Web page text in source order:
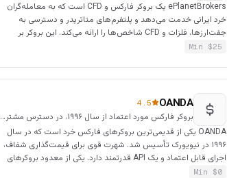
ePlanetBrokers یک بروکر فارکس و CFD است که به معامله‌گران
خرد ایرانی خدمت می‌دهد و پلتفرم‌های متاتریدر و دسترسی به
جفت‌ارزها، فلزات و CFD شاخص‌ها را ارائه می‌کند. این بروکر بر
پشتیبانی فارسی و روش‌های واریز محلی تمرکز دارد.
Min $25
OANDA
4.5
بروکر فارکس مورد اعتماد از سال ۱۹۹۶، در دسترس مشتریان آمریکایی
OANDA یکی از قدیمی‌ترین بروکرهای فارکس خرد است که در سال
۱۹۹۶ در نیویورک تأسیس شد. شهرت قوی برای قیمت‌گذاری شفاف،
اجرای قابل اعتماد و یک API قدرتمند دارد. یکی از معدود بروکرهای
بزرگی که مشتریان خرد آمریکایی را می‌پذیرد.
Min $0